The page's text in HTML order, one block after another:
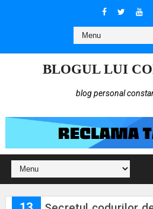
BLOGUL LUI
blog personal